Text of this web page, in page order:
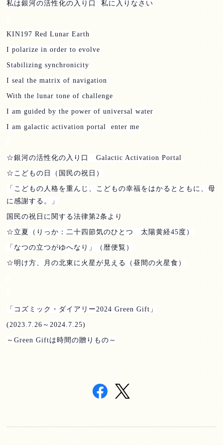
私は銀河の活性化の入り口 私に入りなさい
KIN197 Red Lunar Earth
I polarize in order to evolve
Stabilizing synchronicity
I seal the matrix of navigation
With the lunar tone of challenge
I am guided by the power of universal water
I am galactic activation portal enter me
☆銀河の活性化の入り口Galactic Activation Portal
☆こどもの日（国民の祝日）
「こどもの人格を重んじ、こどもの幸福をはかるとともに、母
に感謝する。」
国民の祝日に関する法律第2条より
☆立夏（りっか：二十四節気のひとつ 太陽黄経45度）
「なつの立つがゆへなり」（暦便覧）
☆明け方、月の北東に火星が見える（昼間の火星食）
「コズミック・ダイアリー2024 Green Gift 」
(2023.7.26 ～2024.7.25)
～Green Giftは時間の贈りもの～